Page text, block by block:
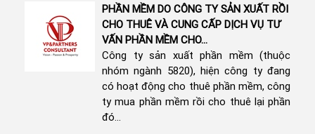
PHẦN MỀM DO CÔNG TY SẢN XUẤT RỒI
CHO THUÊ VÀ CUNG CẤP DỊCH VỤ TƯ
VẤN PHẦN MỀM CHO...
Công ty sản xuất phần mềm (thuộc
nhóm ngành 5820), hiện công ty đang
có hoạt động cho thuê phần mềm, công
ty mua phần mềm rồi cho thuê lại phần
đó...